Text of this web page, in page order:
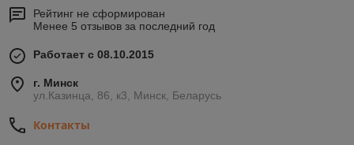
Рейтинг не сформирован
Менее 5 отзывов за последний год
Работает с 08.10.2015
г. Минск
ул.Казинца, 86, к3, Минск, Беларусь
Контакты